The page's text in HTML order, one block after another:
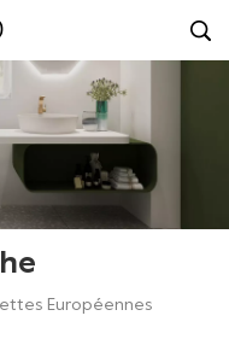
Européennes